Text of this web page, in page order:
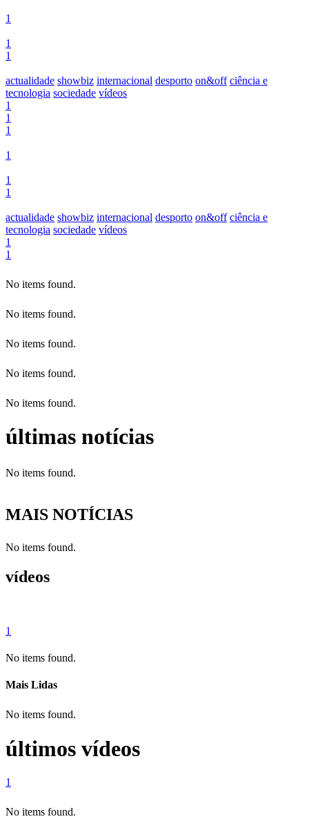
1
1
1
actualidade showbiz internacional desporto on&off ciência e
tecnologia sociedade vídeos
1
1
1
1
1
1
actualidade showbiz internacional desporto on&off ciência e
tecnologia sociedade vídeos
1
1
No items found.
No items found.
No items found.
No items found.
No items found.
últimas notícias
No items found.
MAIS NOTÍCIAS
No items found.
vídeos
1
No items found.
Mais Lidas
No items found.
últimos vídeos
1
No items found.